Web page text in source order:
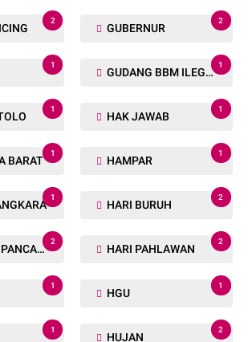
7
ENAM
1
1
GELAR
2
1
GHANA
1
1 2
1 1
1 1
2
GUBERNUR
2
1 1